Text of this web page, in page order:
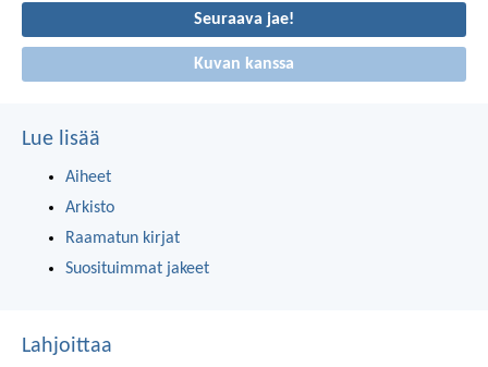
Seuraava jae!
Kuvan kanssa
Lue lisää
Aiheet
Arkisto
Raamatun kirjat
Suosituimmat jakeet
Lahjoittaa